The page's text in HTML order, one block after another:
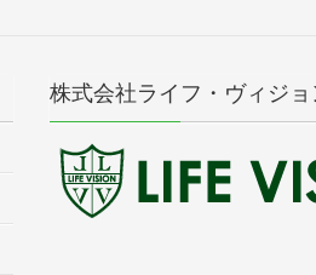
株式会社ライフ・ヴィジ